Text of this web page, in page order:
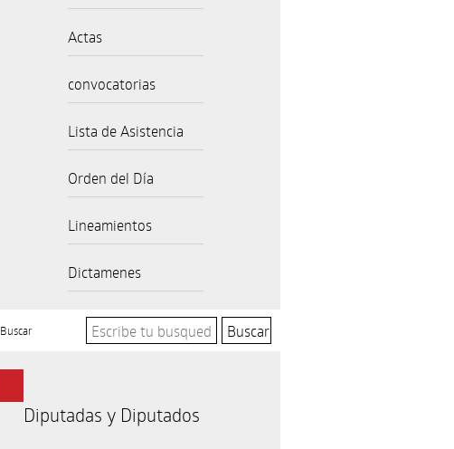
Actas
convocatorias
Lista de Asistencia
Orden del Día
Lineamientos
Dictamenes
Buscar
Diputadas y Diputados